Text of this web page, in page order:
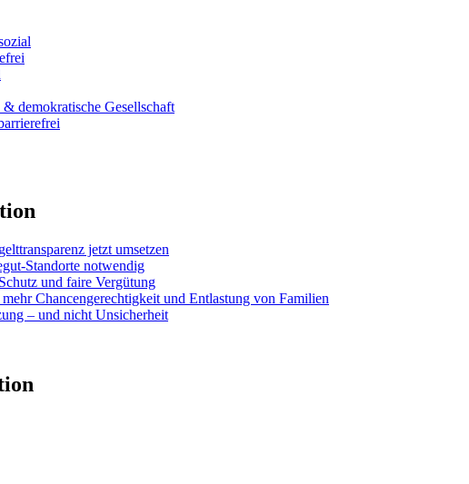
demokratische Gesellschaft
jetzt umsetzen
Standorte notwendig
und faire Vergütung
Chancengerechtigkeit und Entlastung von Familien
– und nicht Unsicherheit